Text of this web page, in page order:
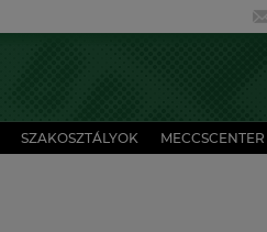
SZAKOSZTÁLYOK MECCSCENTER